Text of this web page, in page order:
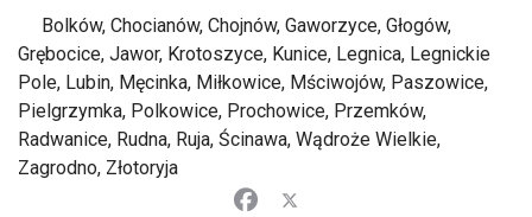
Bolków, Chocianów, Chojnów, Gaworzyce, Głogów,
Grębocice, Jawor, Krotoszyce, Kunice, Legnica, Legnickie
Pole, Lubin, Męcinka, Miłkowice, Mściwojów, Paszowice,
Pielgrzymka, Polkowice, Prochowice, Przemków,
Radwanice, Rudna, Ruja, Ścinawa, Wądroże Wielkie,
Zagrodno, Złotoryja